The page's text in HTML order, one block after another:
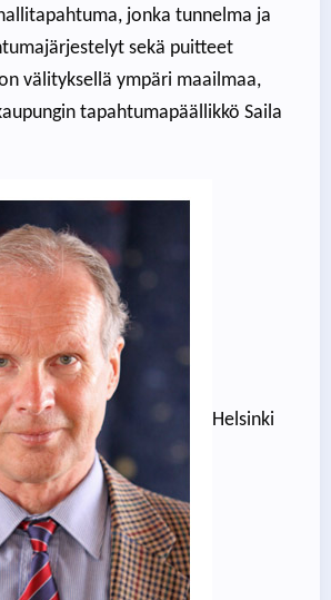
jonka tunnelma ja
sekä puitteet
välityksellä ympäri maailmaa,
tapahtumapäällikkö Saila
Helsinki